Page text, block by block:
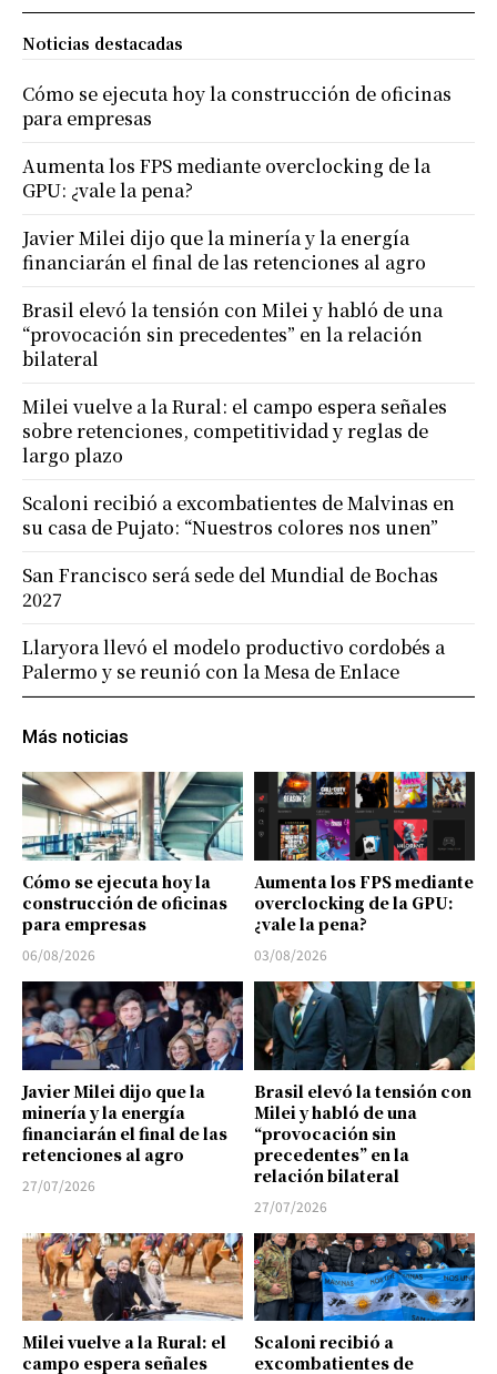
Más noticias
Cómo se ejecuta hoy la
construcción de oficinas
para empresas
06/08/2026
Aumenta los FPS mediante
overclocking de la GPU:
¿vale la pena?
03/08/2026
Javier Milei dijo que la
minería y la energía
financiarán el final de las
retenciones al agro
27/07/2026
Brasil elevó la tensión con
Milei y habló de una
“provocación sin
precedentes” en la
relación bilateral
27/07/2026
Milei vuelve a la Rural: el
campo espera señales
Scaloni recibió a
excombatientes de
Noticias destacadas
Cómo se ejecuta hoy la construcción de oficinas
para empresas
Aumenta los FPS mediante overclocking de la
GPU: ¿vale la pena?
Javier Milei dijo que la minería y la energía
financiarán el final de las retenciones al agro
Brasil elevó la tensión con Milei y habló de una
“provocación sin precedentes” en la relación
bilateral
Milei vuelve a la Rural: el campo espera señales
sobre retenciones, competitividad y reglas de
largo plazo
Scaloni recibió a excombatientes de Malvinas en
su casa de Pujato: “Nuestros colores nos unen”
San Francisco será sede del Mundial de Bochas
2027
Llaryora llevó el modelo productivo cordobés a
Palermo y se reunió con la Mesa de Enlace